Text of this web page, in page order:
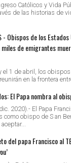
Católicos y Vida
de las historias de
- Obispos de los
de emigrantes
el 1 de abril, los
en la frontera
El Papa nombra al
2020).- El Papa
como obispo de S an
del papa Francisco al